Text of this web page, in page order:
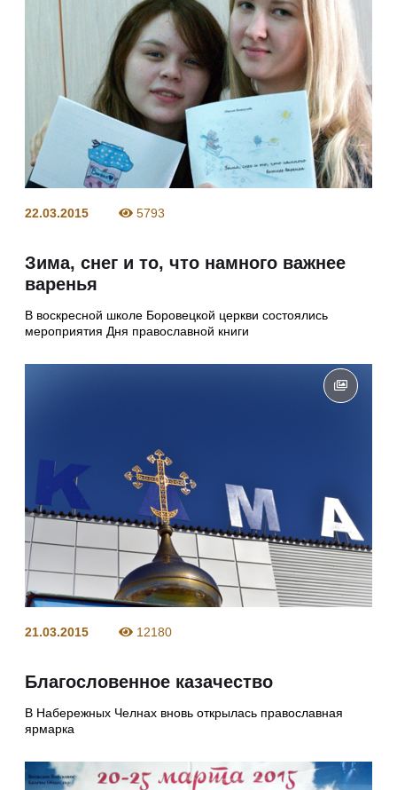
22.03.2015 5793
Зима, снег и то, что намного важнее
варенья
В воскресной школе Боровецкой церкви состоялись
мероприятия Дня православной книги
21.03.2015 12180
Благословенное казачество
В Набережных Челнах вновь открылась православная
ярмарка